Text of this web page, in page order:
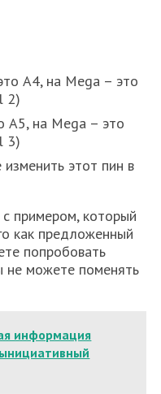
A4, на Mega – это
2)
A5, на Mega – это
3)
этот пин в
примером, который
как предложенный
попробовать
не можете поменять
информация